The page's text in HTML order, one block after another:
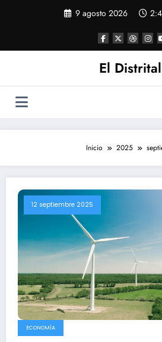
9 agosto 2026
El Distrital
Inicio 2025
12 septiembre 2025
ECONOMÍA